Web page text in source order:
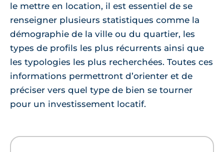
le mettre en location, il est essentiel de se
renseigner plusieurs statistiques comme la
démographie de la ville ou du quartier, les
types de profils les plus récurrents ainsi que
les typologies les plus recherchées. Toutes ces
informations permettront d’orienter et de
préciser vers quel type de bien se tourner
pour un investissement locatif.